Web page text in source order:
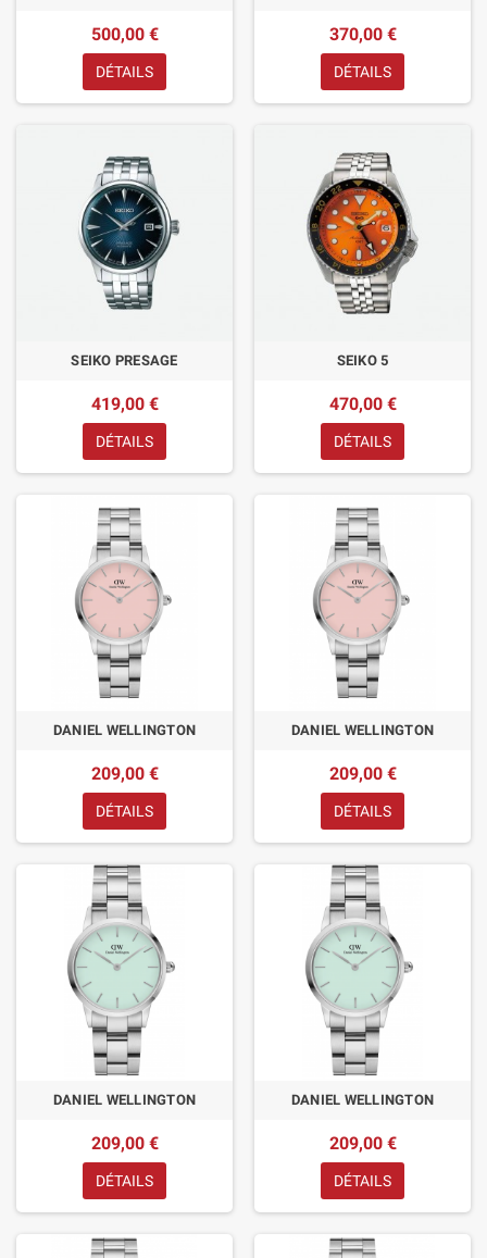
500,00 €
DÉTAILS
370,00 €
DÉTAILS
SEIKO PRESAGE
419,00 €
DÉTAILS
SEIKO 5
470,00 €
DÉTAILS
DANIEL WELLINGTON
209,00 €
DÉTAILS
DANIEL WELLINGTON
209,00 €
DÉTAILS
DANIEL WELLINGTON
209,00 €
DÉTAILS
DANIEL WELLINGTON
209,00 €
DÉTAILS